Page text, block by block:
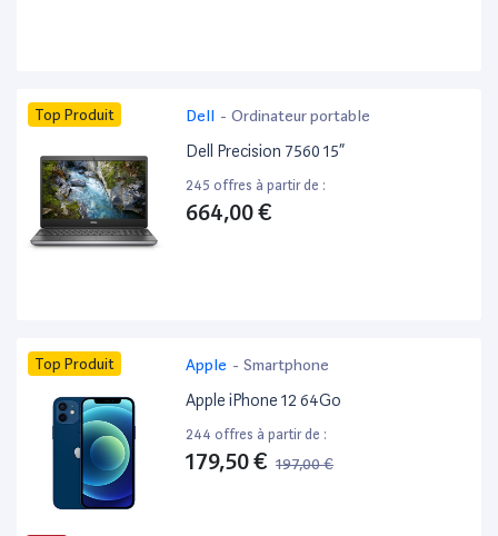
Top Produit Dell - Ordinateur portable
Dell Precision 7560 15”
245 offres à partir de :
664,00 €
Top Produit Apple - Smartphone
Apple iPhone 12 64Go
244 offres à partir de :
179,50 € 197,00 €